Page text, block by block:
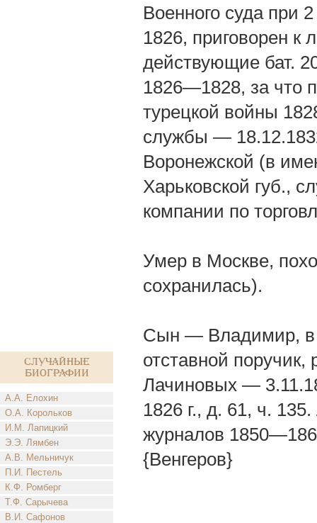
Случайные
биографии
А.А. Елохин
О.А. Корольков
И.М. Лапицкий
Э.Э. Лямбен
А.В. Мельничук
П.И. Пестель
К.Ф. Ромберг
Т.Ф. Сарычева
В.И. Сафонов
Военного суда при
1826, приговорен
действующие бат.
1826—1828, за что
турецкой войны
службы —
Воронежской (в
Харьковской губ.,
компании по
Умер в Москве,
сохранилась).
Сын — Владимир, в
отставной
Лачиновых —
1826 г., д. 61, ч.
журналов
{Венгеров}